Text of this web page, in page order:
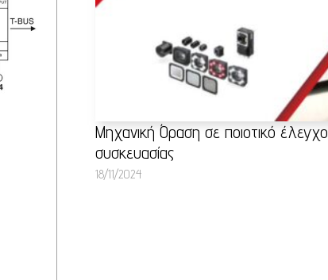
Μηχανική Όραση σε ποιοτικό έλεγχο
συσκευασίας
18/11/2024